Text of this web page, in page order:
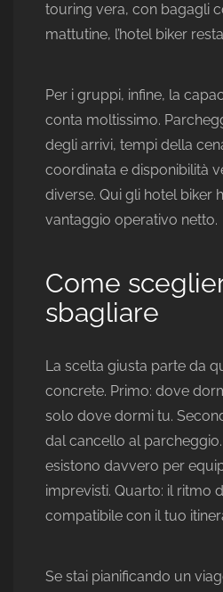
touring vera, con bagagli
mattutine, l’hotel biker
Per i gruppi, infine, la
conta moltissimo.
degli arrivi, tempi della
coordinata e disponibilità
diverse. Qui gli hotel biker
vantaggio operativo netto.
Come
sbagliare
La scelta giusta parte da
concrete. Primo: dove
solo dove dormi tu.
dal cancello al
esistono davvero per
imprevisti. Quarto: il ritmo
compatibile con il tuo
Se stai pianificando un